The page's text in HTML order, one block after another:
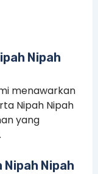
Nipah
menawarkan
Nipah Nipah
yang
Nipah